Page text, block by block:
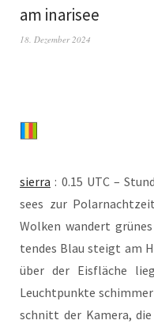
am inarisee
18. Dezember 2024
sier­ra : 0.15 UTC –
sees zur
Wol­ken wan­dert
ten­des Blau steigt am
über der Eis­flä­che
Leucht­punk­te
schnitt der Kame­ra,